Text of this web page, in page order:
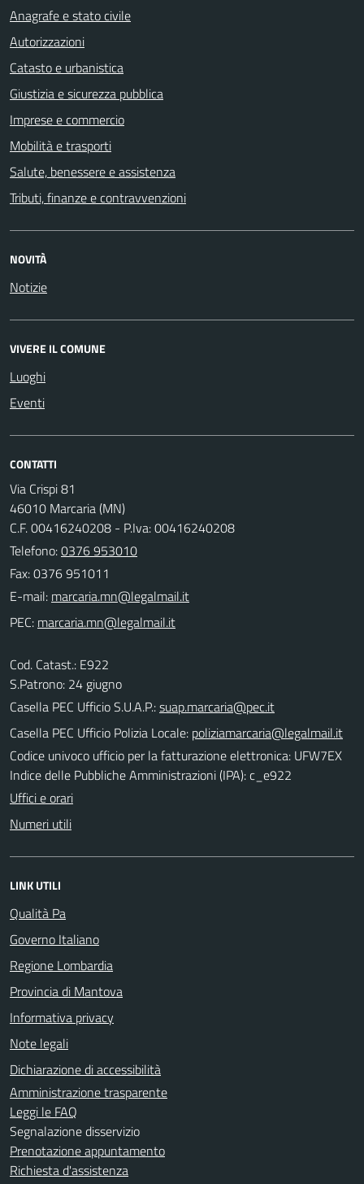
Anagrafe e stato civile
Autorizzazioni
Catasto e urbanistica
Giustizia e sicurezza pubblica
Imprese e commercio
Mobilità e trasporti
Salute, benessere e assistenza
Tributi, finanze e contravvenzioni
NOVITÀ
Notizie
VIVERE IL COMUNE
Luoghi
Eventi
CONTATTI
Via Crispi 81
46010 Marcaria (MN)
C.F. 00416240208 - P.Iva: 00416240208
Telefono:0376 953010
Fax: 0376 951011
E-mail:
PEC:
Cod. Catast.: E922
S.Patrono: 24 giugno
Casella PEC Ufficio S.U.A.P.:suap.marcaria@pec.it
Casella PEC Ufficio Polizia Locale: poliziamarcaria@legalmail.it
Codice univoco ufficio per la fatturazione elettronica: UFW7EX
Indice delle Pubbliche Amministrazioni (IPA): c_e922
Uffici e orari
Numeri utili
LINK UTILI
Qualità Pa
Governo Italiano
Regione Lombardia
Provincia di Mantova
Informativa privacy
Note legali
Dichiarazione di accessibilità
Amministrazione trasparente
Leggi le FAQ
Segnalazione disservizio
Prenotazione appuntamento
Richiesta d'assistenza